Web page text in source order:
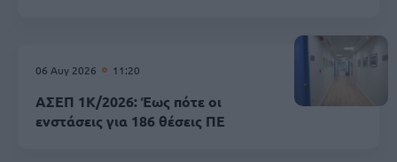
06 Αυγ 2026 11:20
ΑΣΕΠ 1Κ/2026: Έως πότε οι
ενστάσεις για 186 θέσεις ΠΕ